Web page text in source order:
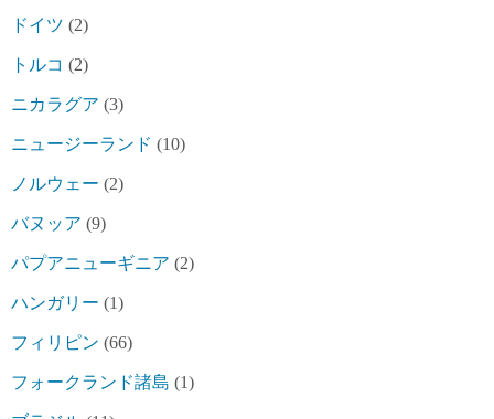
ドイツ (2)
トルコ (2)
ニカラグア (3)
ニュージーランド (10)
ノルウェー (2)
バヌッア (9)
パプアニューギニア (2)
ハンガリー (1)
フィリピン (66)
フォークランド諸島 (1)